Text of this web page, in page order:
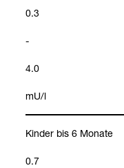
0.3
-
4.0
mU/l
Kin­der bis 6 Monate
0.7